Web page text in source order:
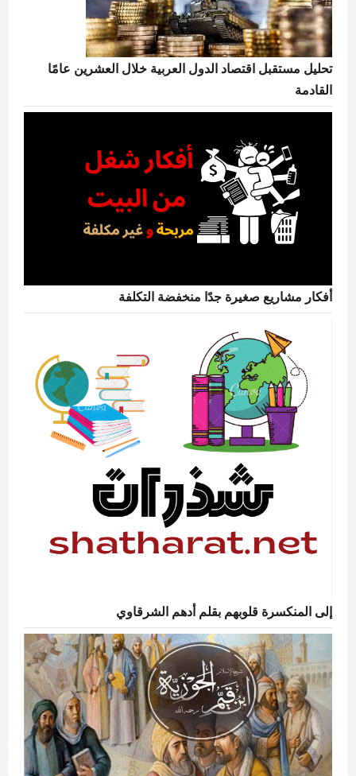
تحليل مستقبل اقتصاد الدول العربية خلال العشرين عامًا
القادمة
أفكار مشاريع صغيرة جدًا منخفضة التكلفة
إلى المنكسرة قلوبهم بقلم أدهم الشرقاوي